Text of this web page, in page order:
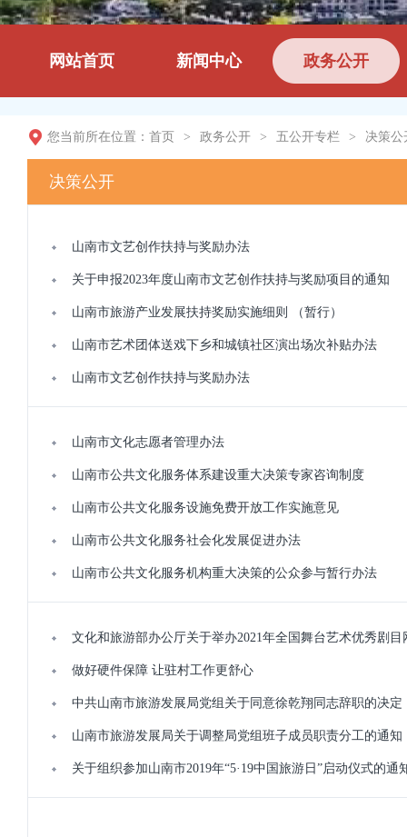
网站首页 新闻中心 政务公开
您当前所在位置： 首页 > 政务公开 > 五公开专栏 > 决策公
决策公开
山南市文艺创作扶持与奖励办法
关于申报2023年度山南市文艺创作扶持与奖励项目的通知
山南市旅游产业发展扶持奖励实施细则 （暂行）
山南市艺术团体送戏下乡和城镇社区演出场次补贴办法
山南市文艺创作扶持与奖励办法
山南市文化志愿者管理办法
山南市公共文化服务体系建设重大决策专家咨询制度
山南市公共文化服务设施免费开放工作实施意见
山南市公共文化服务社会化发展促进办法
山南市公共文化服务机构重大决策的公众参与暂行办法
文化和旅游部办公厅关于举办2021年全国舞台艺术优秀剧
做好硬件保障 让驻村工作更舒心
中共山南市旅游发展局党组关于同意徐乾翔同志辞职的决定
山南市旅游发展局关于调整局党组班子成员职责分工的通知
关于组织参加山南市2019年“5·19中国旅游日”启动仪式的通